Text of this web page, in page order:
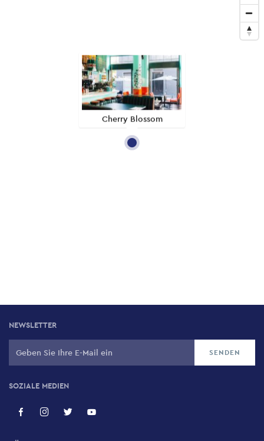
Cherry Blossom
NEWSLETTER
SOZIALE MEDIEN